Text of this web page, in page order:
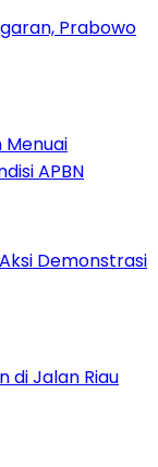
Prabowo
Menuai
APBN
Demonstrasi
di Jalan Riau